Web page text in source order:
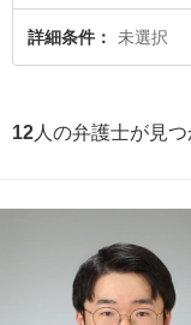
ラブル解決の実績豊富な
割協議を法律相談できる
詳細条件 未選択
12 人の弁護士が見